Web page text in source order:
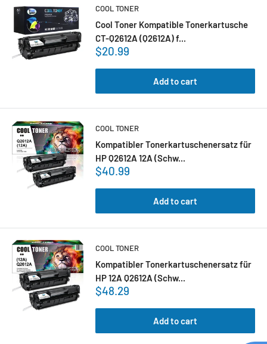
COOL TONER
Cool Toner Kompatible Tonerkartusche
CT-Q2612A (Q2612A) f...
$20.99
Add to cart
COOL TONER
Kompatibler Tonerkartuschenersatz für
HP Q2612A 12A (Schw...
$40.99
Add to cart
COOL TONER
Kompatibler Tonerkartuschenersatz für
HP 12A Q2612A (Schw...
$48.29
Add to cart